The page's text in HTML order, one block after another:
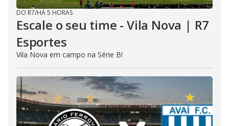
DO R7/HÁ 5 HORAS
Escale o seu time - Vila Nova | R7
Esportes
Vila Nova em campo na Série B!